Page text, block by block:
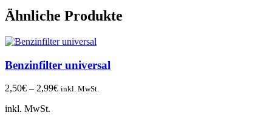
Ähnliche Produkte
Benzinfilter universal
2,50€ – 2,99€ inkl. MwSt.
inkl. MwSt.